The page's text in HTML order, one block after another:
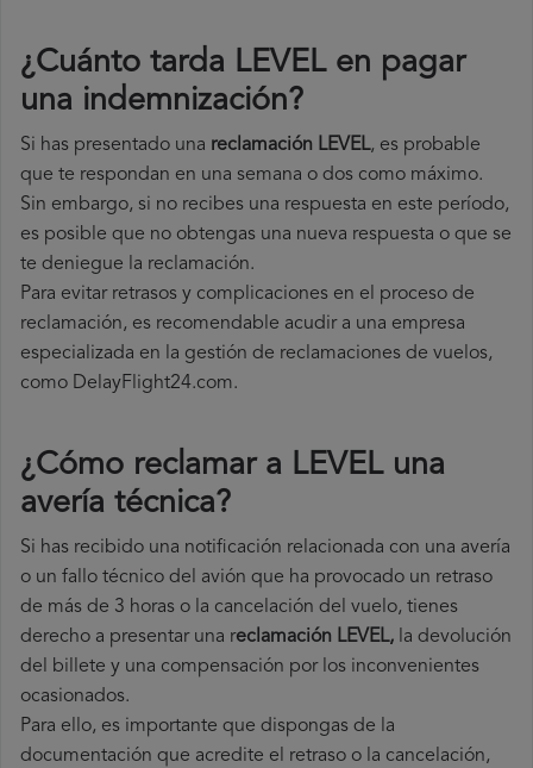
¿Cuánto tarda LEVEL en pagar
una indemnización?
Si has presentado una reclamación LEVEL, es probable
que te respondan en una semana o dos como máximo.
Sin embargo, si no recibes una respuesta en este período,
es posible que no obtengas una nueva respuesta o que se
te deniegue la reclamación.
Para evitar retrasos y complicaciones en el proceso de
reclamación, es recomendable acudir a una empresa
especializada en la gestión de reclamaciones de vuelos,
como DelayFlight24.com.
¿Cómo reclamar a LEVEL una
avería técnica?
Si has recibido una notificación relacionada con una avería
o un fallo técnico del avión que ha provocado un retraso
de más de 3 horas o la cancelación del vuelo, tienes
derecho a presentar una reclamación LEVEL, la devolución
del billete y una compensación por los inconvenientes
ocasionados.
Para ello, es importante que dispongas de la
documentación que acredite el retraso o la cancelación,